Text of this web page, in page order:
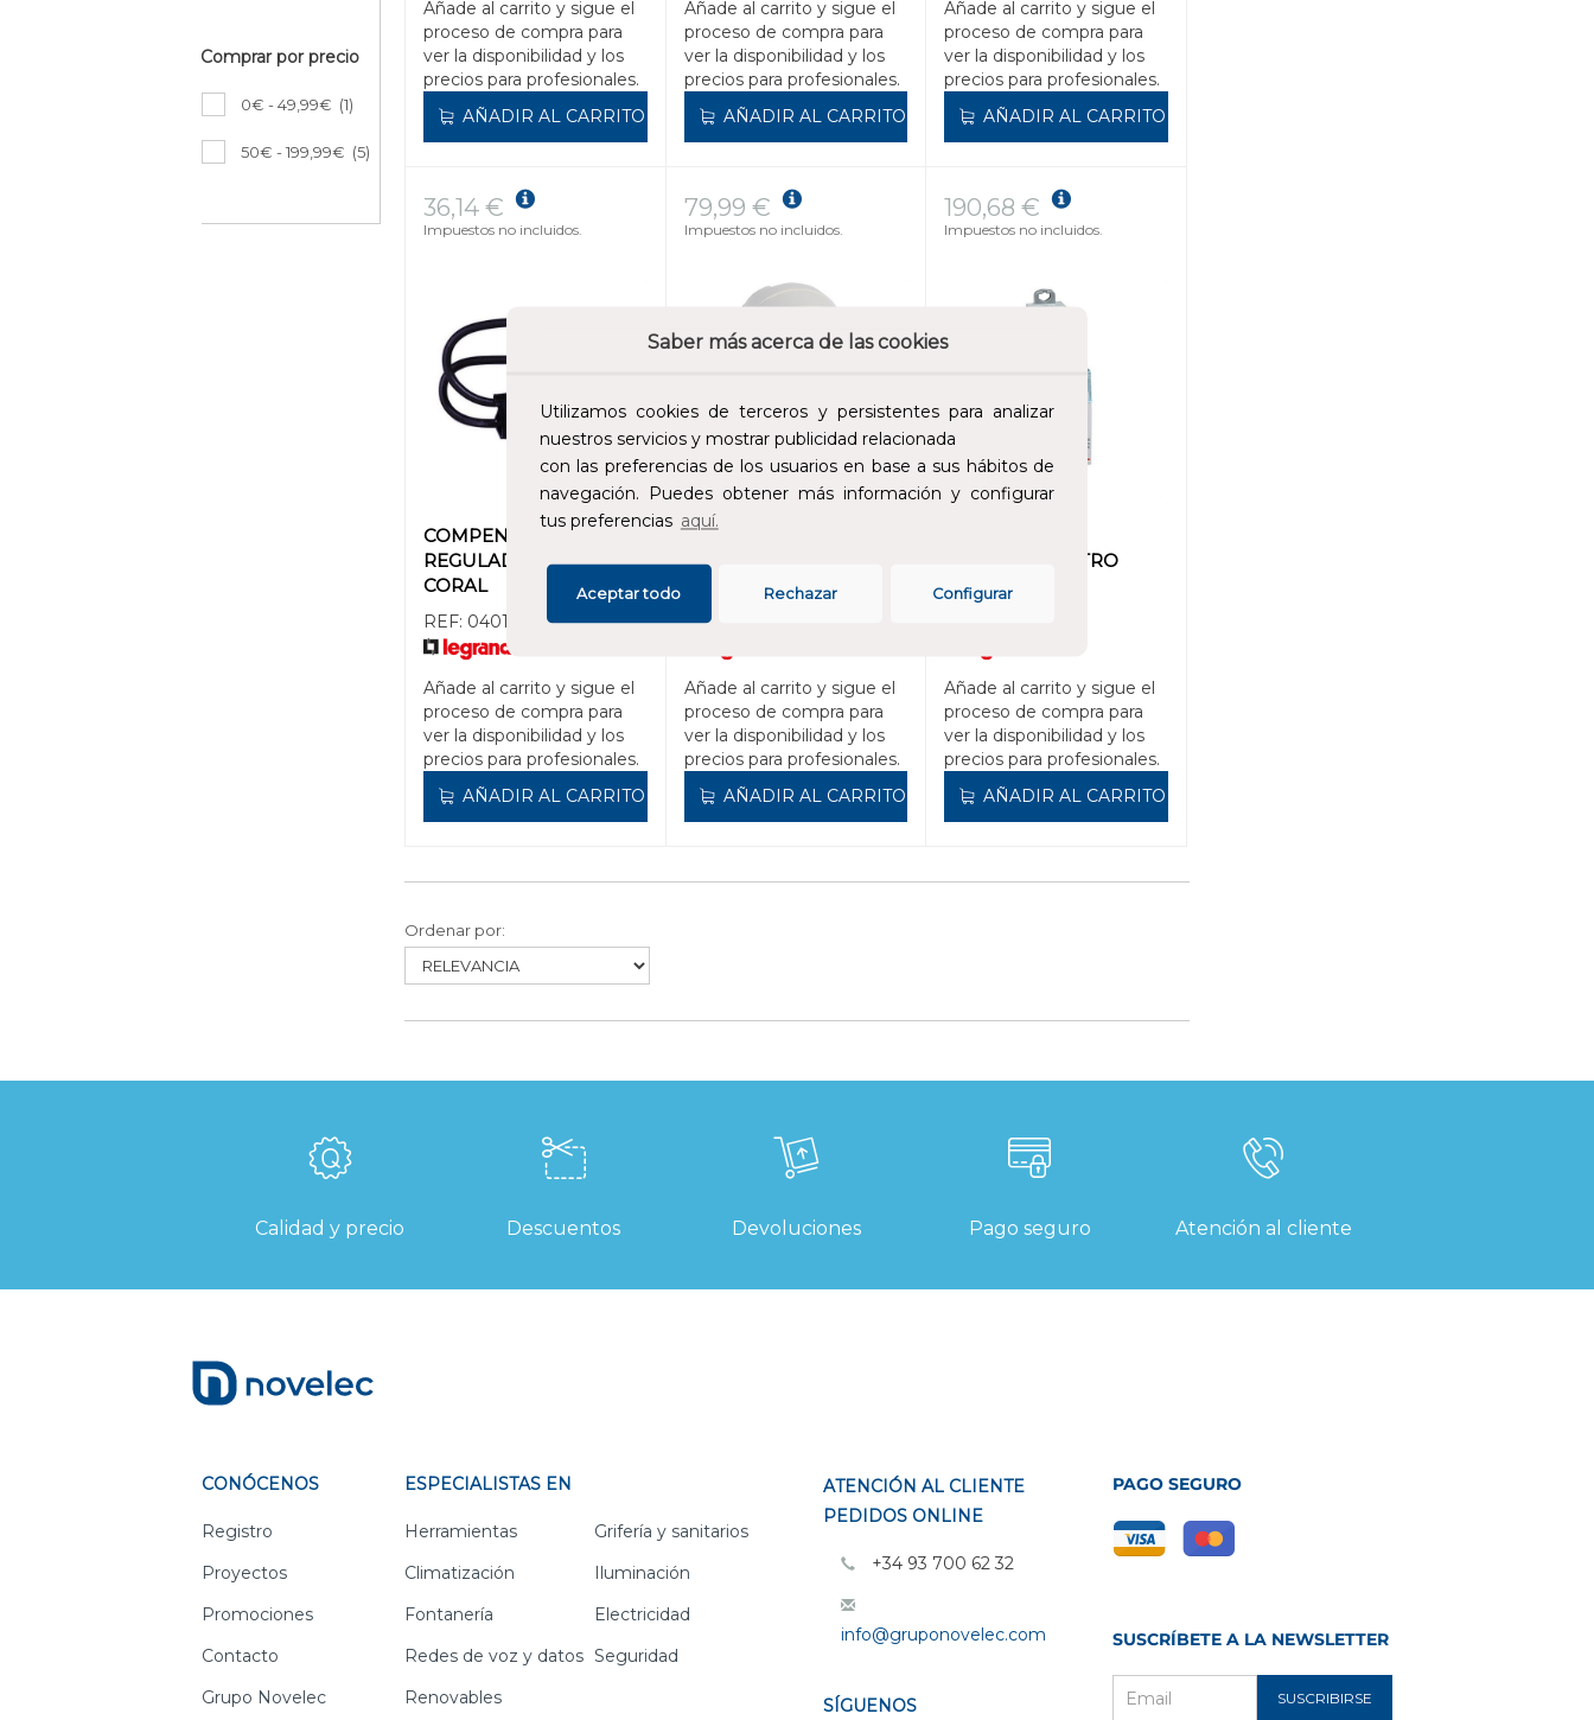
Saber más acerca de las cookies
Utilizamos cookies de terceros y persistentes para analizar
nuestros servicios y mostrar publicidad relacionada
con las preferencias de los usuarios en base a sus hábitos de
navegación. Puedes obtener más información y configurar
tus preferencias aquí.
Configurar
Rechazar
Aceptar todo
Comprar por precio
0€ - 49,99€ (1)
50€ - 199,99€ (5)
Añade al carrito y sigue el
proceso de compra para
ver la disponibilidad y los
precios para profesionales.
AÑADIR AL CARRITO
Añade al carrito y sigue el
proceso de compra para
ver la disponibilidad y los
precios para profesionales.
AÑADIR AL CARRITO
Añade al carrito y sigue el
proceso de compra para
ver la disponibilidad y los
precios para profesionales.
AÑADIR AL CARRITO
COMPENSADOR PARA
REGULADOR LUZ
CORAL
REF: 040139
Añade al carrito y sigue el
proceso de compra para
ver la disponibilidad y los
precios para profesionales.
36,14 €
Impuestos no incluidos.
AÑADIR AL CARRITO
PROGRAMADOR
SEMANAL
REF:
Añade al carrito y sigue el
proceso de compra para
ver la disponibilidad y los
precios para profesionales.
79,99 €
Impuestos no incluidos.
AÑADIR AL CARRITO
MANDO MAESTRO
230V
Añade al carrito y sigue el
proceso de compra para
ver la disponibilidad y los
precios para profesionales.
190,68 €
Impuestos no incluidos.
AÑADIR AL CARRITO
Ordenar por:
Calidad y precio Descuentos Devoluciones Pago seguro Atención al cliente
CONÓCENOS
Registro
Proyectos
Promociones
Contacto
Grupo Novelec
ESPECIALISTAS EN
Herramientas
Grifería y sanitarios
Climatización
Iluminación
Fontanería
Electricidad
Redes de voz y datos Seguridad
Renovables
ATENCIÓN AL CLIENTE
PEDIDOS ONLINE
+34 93 700 62 32
info@gruponovelec.com
SÍGUENOS
PAGO SEGURO
SUSCRÍBETE A LA NEWSLETTER
SUSCRIBIRSE